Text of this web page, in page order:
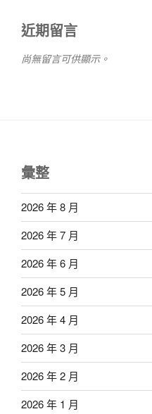
近期留言
尚無留言可供顯示。
彙整
2026 年 8 月
2026 年 7 月
2026 年 6 月
2026 年 5 月
2026 年 4 月
2026 年 3 月
2026 年 2 月
2026 年 1 月